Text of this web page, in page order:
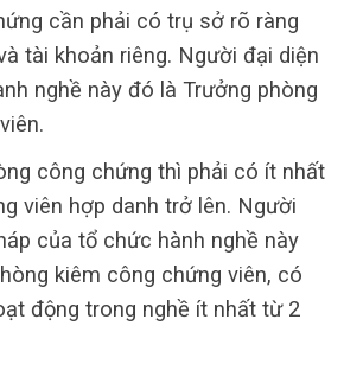
cần phải có trụ sở rõ ràng
tài khoản riêng. Người đại diện
nghề này đó là Trưởng phòng
công chứng thì phải có ít nhất
viên hợp danh trở lên. Người
của tổ chức hành nghề này
kiêm công chứng viên, có
động trong nghề ít nhất từ 2